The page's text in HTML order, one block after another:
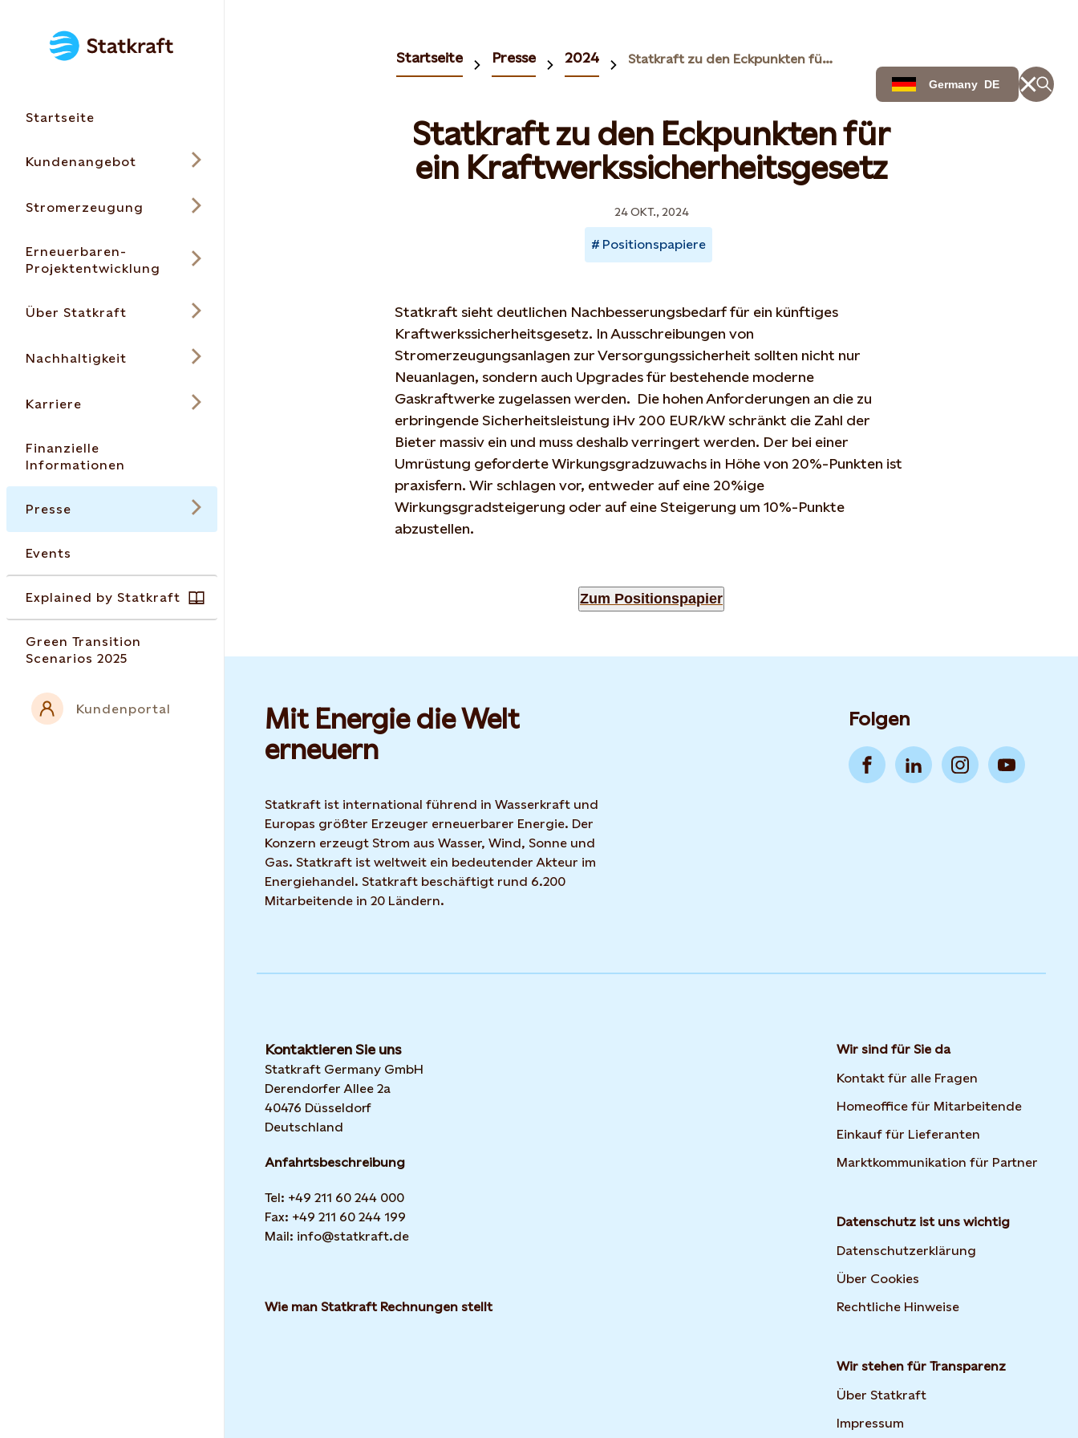
Startseite
Kundenangebot
Stromerzeugung
Erneuerbaren-
Projektentwicklung
Über Statkraft
Nachhaltigkeit
Karriere
Finanzielle
Informationen
Presse
Events
Explained by Statkraft
Green Transition
Scenarios 2025
Kundenportal
Germany DE
Startseite Presse 2024 Statkraft zu den Eckpunkten für ein Kraftwerkssicherheitsgesetz
Statkraft zu den Eckpunkten für
ein Kraftwerkssicherheitsgesetz
24 OKT., 2024
Positionspapiere
Statkraft sieht deutlichen Nachbesserungsbedarf für ein künftiges
Kraftwerkssicherheitsgesetz. In Ausschreibungen von
Stromerzeugungsanlagen zur Versorgungssicherheit sollten nicht nur
Neuanlagen, sondern auch Upgrades für bestehende moderne
Gaskraftwerke zugelassen werden. Die hohen Anforderungen an die zu
erbringende Sicherheitsleistung iHv 200 EUR/kW schränkt die Zahl der
Bieter massiv ein und muss deshalb verringert werden. Der bei einer
Umrüstung geforderte Wirkungsgradzuwachs in Höhe von 20%-Punkten ist
praxisfern. Wir schlagen vor, entweder auf eine 20%ige
Wirkungsgradsteigerung oder auf eine Steigerung um 10%-Punkte
abzustellen.
Zum Positionspapier
Mit Energie die Welt
erneuern
Statkraft ist international führend in Wasserkraft und
Europas größter Erzeuger erneuerbarer Energie. Der
Konzern erzeugt Strom aus Wasser, Wind, Sonne und
Gas. Statkraft ist weltweit ein bedeutender Akteur im
Energiehandel. Statkraft beschäftigt rund 6.200
Mitarbeitende in 20 Ländern.
Folgen
Kontaktieren Sie uns
Statkraft Germany GmbH
Derendorfer Allee 2a
40476 Düsseldorf
Deutschland
Anfahrtsbeschreibung
Tel: +49 211 60 244 000
Fax: +49 211 60 244 199
Mail: info@statkraft.de
Wie man Statkraft Rechnungen stellt
Wir sind für Sie da
Kontakt für alle Fragen
Homeoffice für Mitarbeitende
Einkauf für Lieferanten
Marktkommunikation für Partner
Datenschutz ist uns wichtig
Datenschutzerklärung
Über Cookies
Rechtliche Hinweise
Wir stehen für Transparenz
Über Statkraft
Impressum